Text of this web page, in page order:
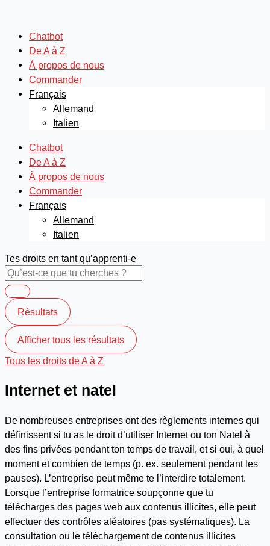
contenuChatbot
De A à Z
À propos de nous
Commander
Français
Allemand
Italien
Chatbot
De A à Z
À propos de nous
Commander
Français
Allemand
Italien
Tes droits en tant qu’apprenti-e
Résultats
Afficher tous les résultats
Tous les droits de A à Z
Internet et natel
De nombreuses entreprises ont des règlements internes qui
définissent si tu as le droit d’utiliser Internet ou ton Natel à
des fins privées pendant ton temps de travail, et si oui, à quel
moment et combien de temps (p. ex. seulement pendant les
pauses). L’entreprise peut même te l’interdire totalement.
Lorsque l’entreprise formatrice soupçonne que tu
télécharges des pages web aux contenus illicites, elle peut
effectuer des contrôles aléatoires (pas systématiques). La
consultation ou le téléchargement de contenus illicites